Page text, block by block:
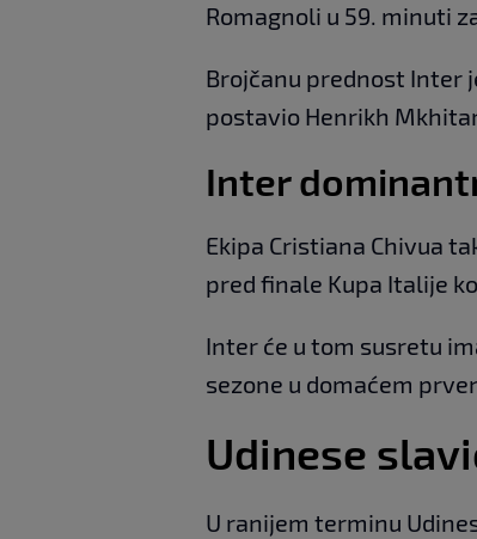
Romagnoli u 59. minuti
Brojčanu prednost Inter
postavio Henrikh
Inter
Ekipa Cristiana Chivua
pred finale Kupa Italije
Inter će u tom susretu
sezone u domaćem
Udinese
U ranijem terminu